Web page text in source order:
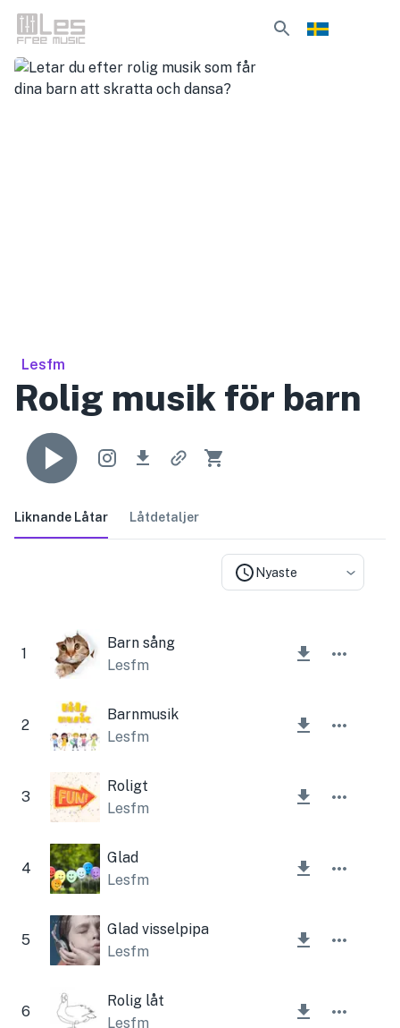
Lesfm
Rolig musik för barn
Liknande Låtar Låtdetaljer
Nyaste
1
Barn sång
Lesfm
2
Barnmusik
Lesfm
3
Roligt
Lesfm
4
Glad
Lesfm
5
Glad visselpipa
Lesfm
6
Rolig låt
Lesfm